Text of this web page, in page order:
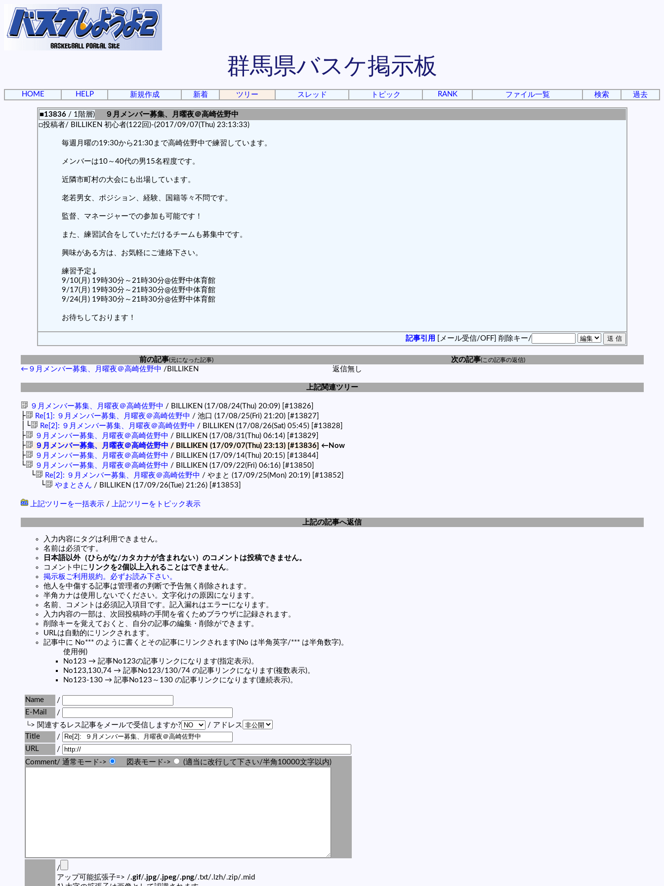
群馬県バスケ掲示板
HOME HELP 新規作成 新着 ツリー スレッド トピック RANK ファイル一覧 検索 過去
■13836/ 1階層)
９月メンバー募集、月曜夜＠高崎佐野中
□投稿者/ BILLIKEN 初心者(122回)-(2017/09/07(Thu) 23:13:33)
毎週月曜の19:30から21:30まで高崎佐野中で練習しています。
メンバーは10～40代の男15名程度です。
近隣市町村の大会にも出場しています。
老若男女、ポジション、経験、国籍等々不問です。
監督、マネージャーでの参加も可能です！
また、練習試合をしていただけるチームも募集中です。
興味がある方は、お気軽にご連絡下さい。
練習予定↓
9/10(月) 19時30分～21時30分@佐野中体育館
9/17(月) 19時30分～21時30分@佐野中体育館
9/24(月) 19時30分～21時30分@佐野中体育館
お待ちしております！
記事引用 [メール受信/OFF] 削除キー/
前の記事(元になった記事) 次の記事(この記事の返信)
←９月メンバー募集、月曜夜＠高崎佐野中 /BILLIKEN 返信無し
上記関連ツリー
９月メンバー募集、月曜夜＠高崎佐野中 / BILLIKEN (17/08/24(Thu) 20:09) [#13826]
├ Re[1]: ９月メンバー募集、月曜夜＠高崎佐野中 / 池口 (17/08/25(Fri) 21:20) [#13827]
│└ Re[2]: ９月メンバー募集、月曜夜＠高崎佐野中 / BILLIKEN (17/08/26(Sat) 05:45) [#13828]
├ ９月メンバー募集、月曜夜＠高崎佐野中 / BILLIKEN (17/08/31(Thu) 06:14) [#13829]
├ ９月メンバー募集、月曜夜＠高崎佐野中 / BILLIKEN (17/09/07(Thu) 23:13) [#13836] ←Now
├ ９月メンバー募集、月曜夜＠高崎佐野中 / BILLIKEN (17/09/14(Thu) 20:15) [#13844]
└ ９月メンバー募集、月曜夜＠高崎佐野中 / BILLIKEN (17/09/22(Fri) 06:16) [#13850]
└ Re[2]: ９月メンバー募集、月曜夜＠高崎佐野中 / やまと (17/09/25(Mon) 20:19) [#13852]
└ やまとさん / BILLIKEN (17/09/26(Tue) 21:26) [#13853]
上記ツリーを一括表示/ 上記ツリーをトピック表示
上記の記事へ返信
入力内容にタグは利用できません。
名前は必須です。
日本語以外（ひらがな/カタカナが含まれない）のコメントは投稿できません。
コメント中に リンクを2個以上入れることはできません。
掲示板ご利用規約。必ずお読み下さい。
他人を中傷する記事は管理者の判断で予告無く削除されます。
半角カナは使用しないでください。文字化けの原因になります。
名前、コメントは必須記入項目です。記入漏れはエラーになります。
入力内容の一部は、次回投稿時の手間を省くためブラウザに記録されます。
削除キーを覚えておくと、自分の記事の編集・削除ができます。
URLは自動的にリンクされます。
記事中に No*** のように書くとその記事にリンクされます(No は半角英字/*** は半角数字)。
使用例)
No123 → 記事No123の記事リンクになります(指定表示)。
No123,130,74 → 記事No123/130/74 の記事リンクになります(複数表示)。
No123-130 → 記事No123～130 の記事リンクになります(連続表示)。
Name
/
E-Mail
/
└> 関連するレス記事をメールで受信しますか?
/ アドレス
Title
/
URL
/
Comment/ 通常モード->
図表モード-> (適当に改行して下さい/半角10000文字以内)
/
アップ可能拡張子=> /.gif/.jpg/.jpeg/.png/.txt/.lzh/.zip/.mid